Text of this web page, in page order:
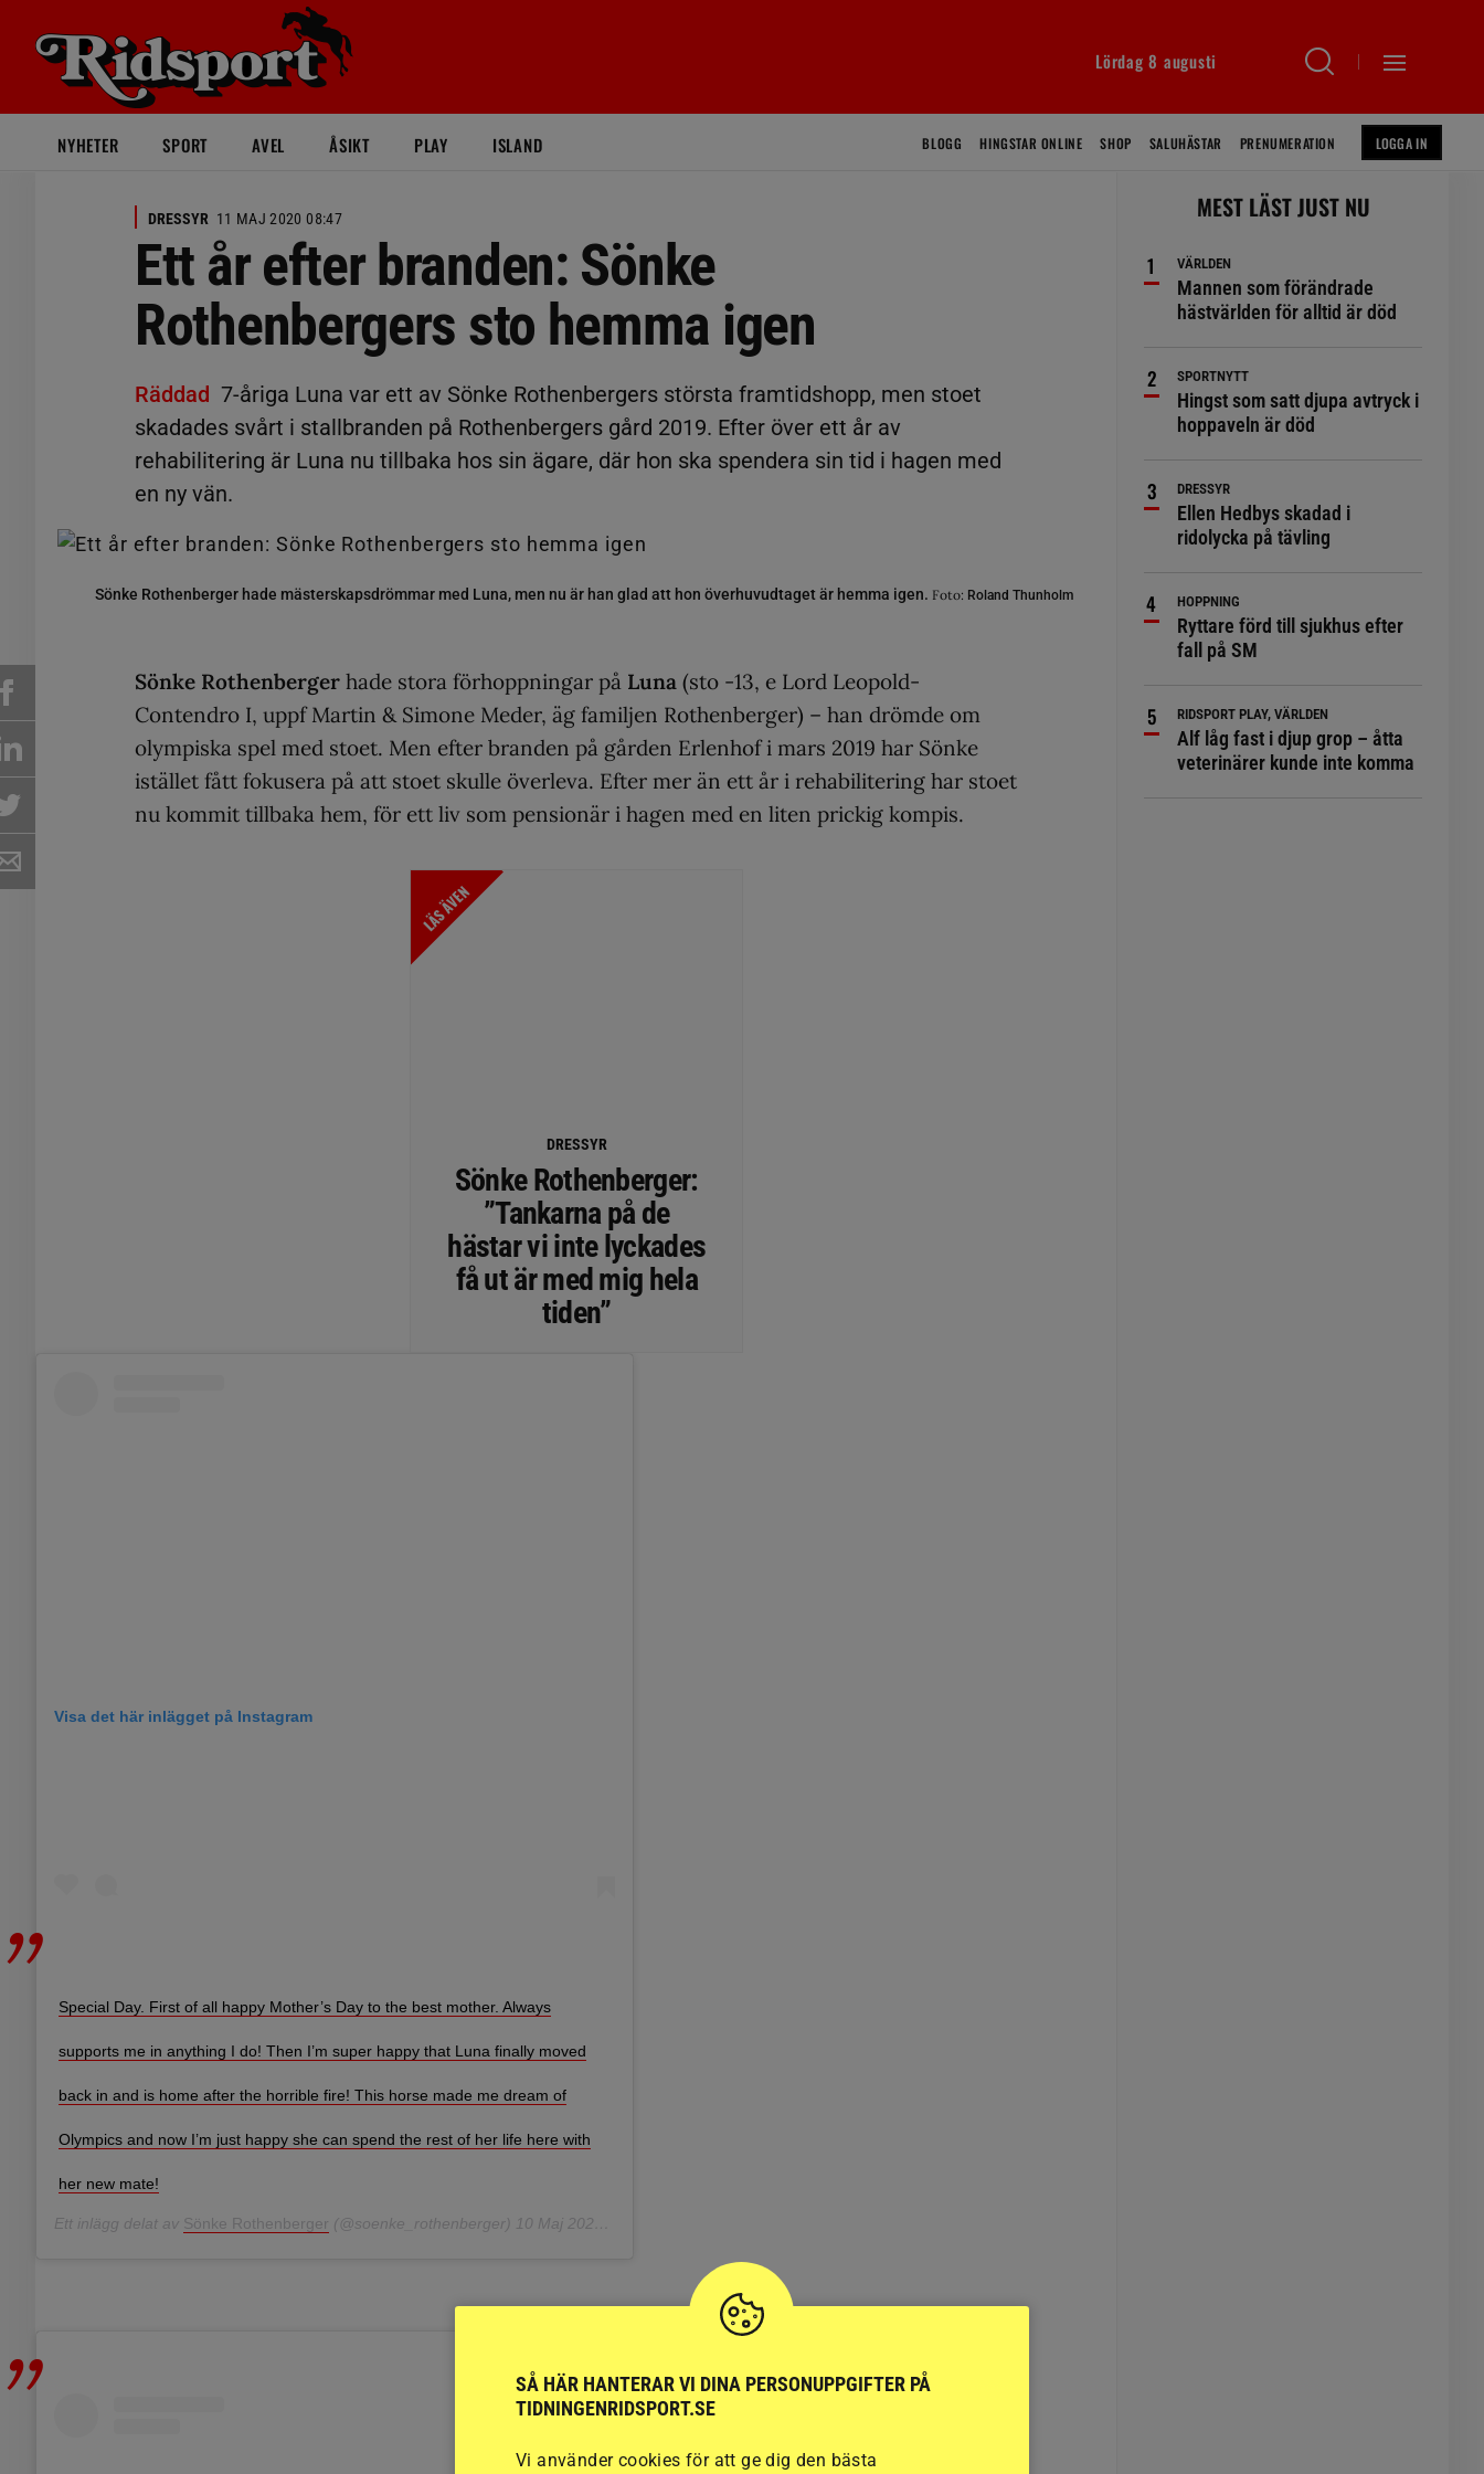
Lördag 8 augusti
NYHETER SPORT AVEL ÅSIKT PLAY ISLAND BLOGG HINGSTAR ONLINE SHOP SALUHÄSTAR PRENUMERATION LOGGA IN
DRESSYR 11 MAJ 2020 08:47
Ett år efter branden: Sönke
Rothenbergers sto hemma igen
Räddad 7-åriga Luna var ett av Sönke Rothenbergers största framtidshopp, men stoet
skadades svårt i stallbranden på Rothenbergers gård 2019. Efter över ett år av
rehabilitering är Luna nu tillbaka hos sin ägare, där hon ska spendera sin tid i hagen med
en ny vän.
Sönke Rothenberger hade mästerskapsdrömmar med Luna, men nu är han glad att hon överhuvudtaget är hemma igen. Foto: Roland Thunholm
Sönke Rothenberger hade stora förhoppningar på Luna (sto -13, e Lord Leopold-
Contendro I, uppf Martin & Simone Meder, äg familjen Rothenberger) – han drömde om
olympiska spel med stoet. Men efter branden på gården Erlenhof i mars 2019 har Sönke
istället fått fokusera på att stoet skulle överleva. Efter mer än ett år i rehabilitering har stoet
nu kommit tillbaka hem, för ett liv som pensionär i hagen med en liten prickig kompis.
LÄS ÄVEN
DRESSYR
Sönke Rothenberger:
”Tankarna på de
hästar vi inte lyckades
få ut är med mig hela
tiden”
Visa det här inlägget på Instagram
Special Day. First of all happy Mother’s Day to the best mother. Always
supports me in anything I do! Then I’m super happy that Luna finally moved
back in and is home after the horrible fire! This horse made me dream of
Olympics and now I’m just happy she can spend the rest of her life here with
her new mate!
Ett inlägg delat av Sönke Rothenberger (@soenke_rothenberger) 10 Maj 2020 kl. 8:30 PDT
MEST LÄST JUST NU
VÄRLDEN
Mannen som förändrade
hästvärlden för alltid är död
SPORTNYTT
Hingst som satt djupa avtryck i
hoppaveln är död
DRESSYR
Ellen Hedbys skadad i
ridolycka på tävling
HOPPNING
Ryttare förd till sjukhus efter
fall på SM
RIDSPORT PLAY, VÄRLDEN
Alf låg fast i djup grop – åtta
veterinärer kunde inte komma
SÅ HÄR HANTERAR VI DINA PERSONUPPGIFTER PÅ
TIDNINGENRIDSPORT.SE
Vi använder cookies för att ge dig den bästa